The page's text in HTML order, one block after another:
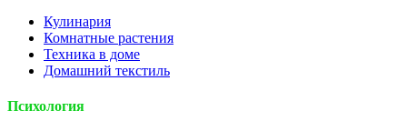
Кулинария
Комнатные растения
Техника в доме
Домашний текстиль
Психология